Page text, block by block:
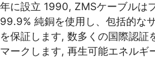
年に設立 1990, ZMSケーブルは
99.9% 純銅を使用し、包括的な
を保証します, 数多くの国際認
マークします, 再生可能エネルギ